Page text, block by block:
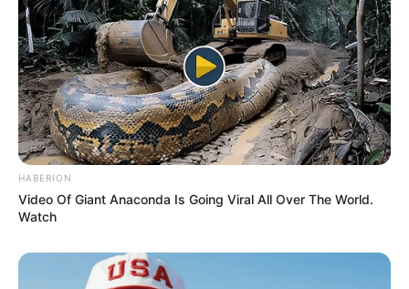
Auf einigen Seiten dieses Projektes sind Affiliate-
Angebote integriert. Wenn etwas darüber gebucht oder
gekauft wird, ist das eine Unterstützung, ohne dass sich
dadurch der Preis ändert.
HABERION
Video Of Giant Anaconda Is Going Viral All Over The World.
Watch